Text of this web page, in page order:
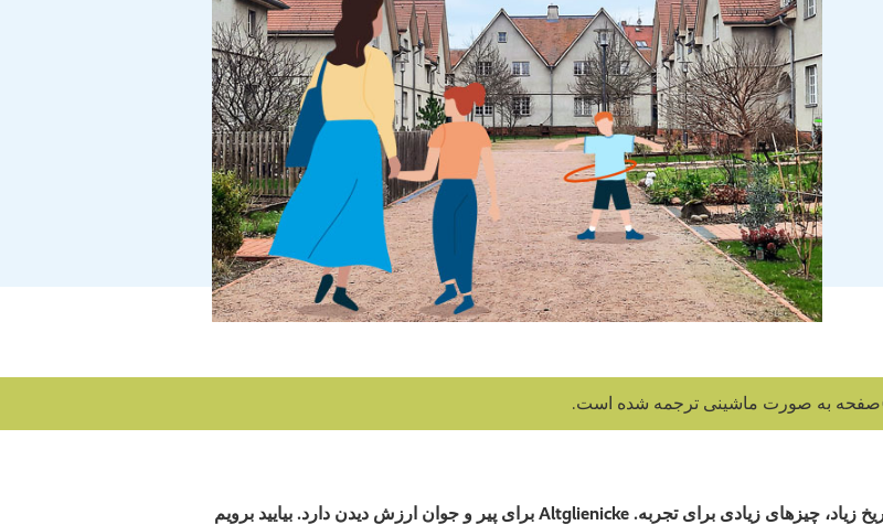
صفحه به صورت ماشینی ترجمه شده است.
هفت نکته برای جنوب شرقی برلین: فضای سبز زیاد، تاریخ زیاد، چیزهای زیادی برای تجربه. Altglienicke برای پیر و جوان ارزش دیدن دارد. بیایید برویم